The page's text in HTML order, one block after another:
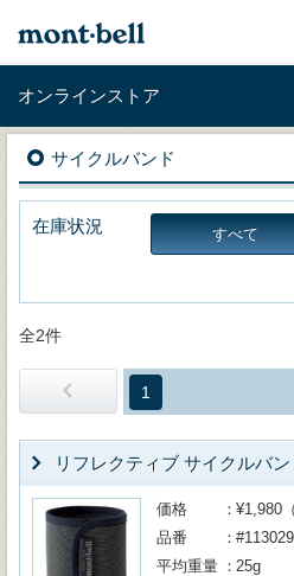
オンラインストア
サイクルバンド
在庫状況 すべて
全2件
1
リフレクティブ サイクルバ
価格
¥1,980
品番
平均重量
25g